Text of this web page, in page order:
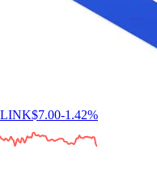
LINK$7.00-1.42%